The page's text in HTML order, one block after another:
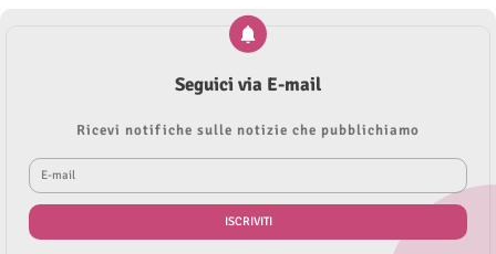
Seguici via E-mail
Ricevi notifiche sulle notizie che pubblichiamo